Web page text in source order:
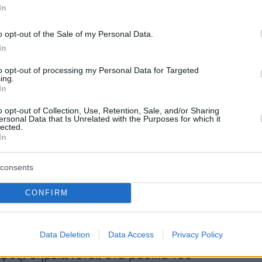
opt-out of the Sale of my Personal Data.
opt-out of processing my Personal Data for Targeted
opt-out of Collection, Use, Retention, Sale, and/or Sharing
Data that Is Unrelated with the Purposes for which it
CONFIRM
Data Deletion Data Access Privacy Policy
ότι η διοίκηση του Ιδρύματος
την υποβολή του σχετικού αιτήματος από το
δύο, ενώ διαθέτει, εκτός από θερμοκοιτίδα,
Δεν είναι πολυτέλεια η τουαλέτα. Είναι αυτό
σε αυτό το αεροσκάφος να
πέραν των συνόρων της χώρας και να
σε γειτονικές χώρες. Στην κυριολεξία
χέρια, σώζει ζωές, και αναβαθμίζει δραστικά
Υγείας, που το υπουργείο Υγείας, η
και το ΕΚΑΒ μπορεί να παρέχει
σημειώνεται, στα βασικά του